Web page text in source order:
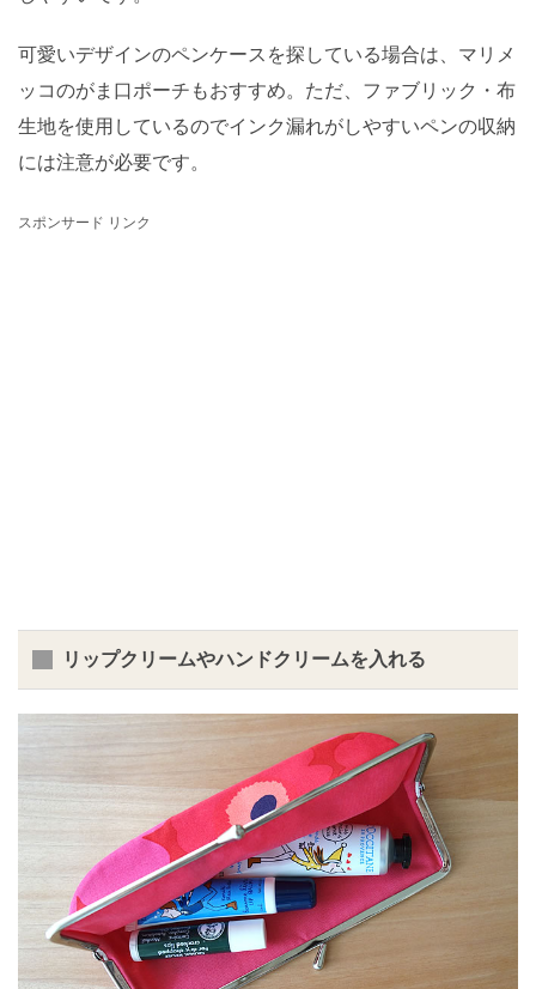
可愛いデザインのペンケースを探している場合は、マリメ
ッコのがま口ポーチもおすすめ。ただ、ファブリック・布
生地を使用しているのでインク漏れがしやすいペンの収納
には注意が必要です。
スポンサード リンク
リップクリームやハンドクリームを入れる